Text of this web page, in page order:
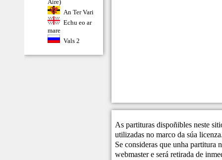
Aire)
An Ter Vari
Echu eo ar
mare
Vals 2
As partituras dispoñibles neste
utilizadas no marco da súa
Se consideras que unha partitura
webmastere será retirada de